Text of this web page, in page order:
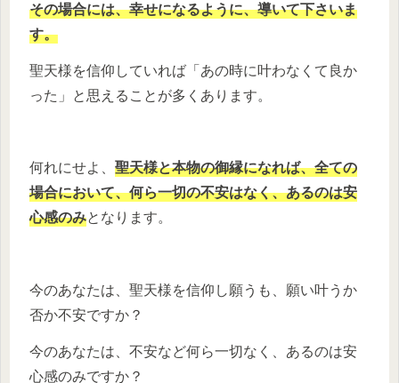
その場合には、幸せになるように、導いて下さいま
す。
聖天様を信仰していれば「あの時に叶わなくて良か
った」と思えることが多くあります。
何れにせよ、 聖天様と本物の御縁になれば、全ての
場合において、何ら一切の不安はなく、あるのは安
心感のみとなります。
今のあなたは、聖天様を信仰し願うも、願い叶うか
否か不安ですか？
今のあなたは、不安など何ら一切なく、あるのは安
心感のみですか？